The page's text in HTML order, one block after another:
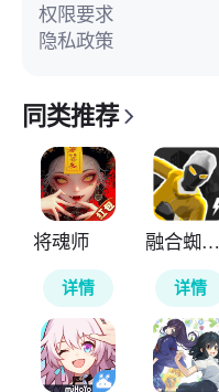
权限要求
隐私政策
同类推荐
将魂师
详情
融合蜘蛛侠
详情